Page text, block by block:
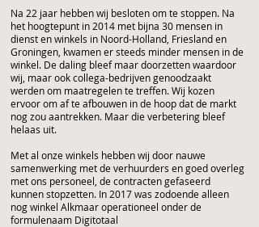
Na 22 jaar hebben wij besloten om te stoppen. Na
het hoogtepunt in 2014 met bijna 30 mensen in
dienst en winkels in Noord-Holland, Friesland en
Groningen, kwamen er steeds minder mensen in de
winkel. De daling bleef maar doorzetten waardoor
wij, maar ook collega-bedrijven genoodzaakt
werden om maatregelen te treffen. Wij kozen
ervoor om af te afbouwen in de hoop dat de markt
nog zou aantrekken. Maar die verbetering bleef
helaas uit.
Met al onze winkels hebben wij door nauwe
samenwerking met de verhuurders en goed overleg
met ons personeel, de contracten gefaseerd
kunnen stopzetten. In 2017 was zodoende alleen
nog winkel Alkmaar operationeel onder de
formulenaam Digitotaal